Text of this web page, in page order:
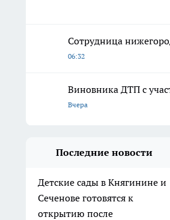
Сотрудница
06:32
Виновника ДТП с
Вчера
Последние новости
Детские сады в Княгинине и
Сеченове готовятся к
открытию после